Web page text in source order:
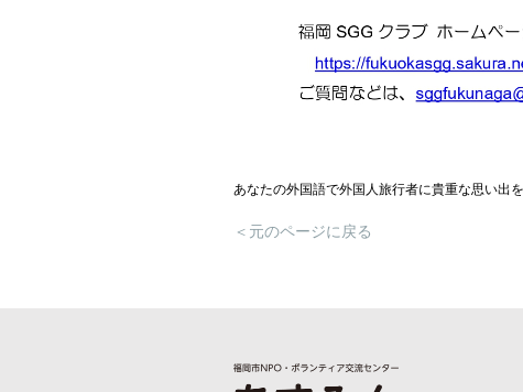
あなたの外国語で外国人旅行者に貴重な思い出
＜元のページに戻る